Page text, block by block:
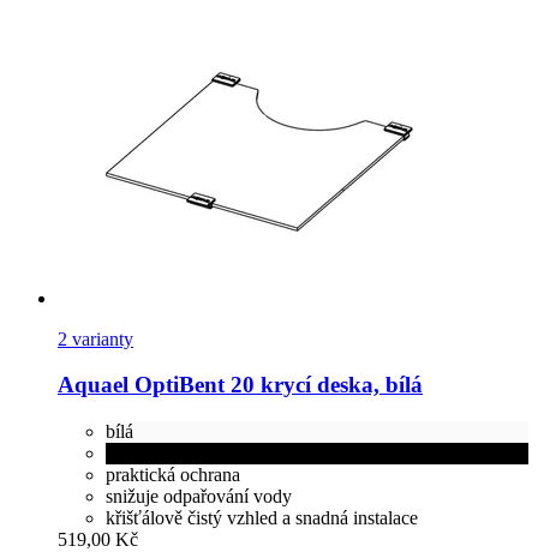
2 varianty
Aquael OptiBent 20 krycí deska, bílá
bílá
praktická ochrana
snižuje odpařování vody
křišťálově čistý vzhled a snadná instalace
519,00 Kč